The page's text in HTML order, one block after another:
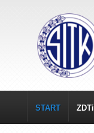
START